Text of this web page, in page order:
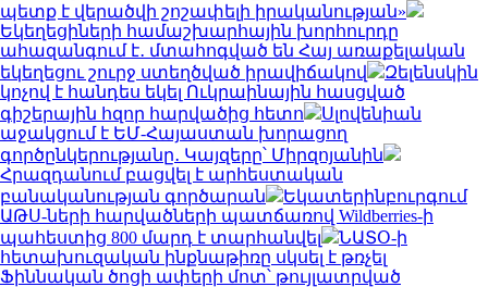
պետք է վերածվի շոշափելի իրականության»
Եկեղեցիների համաշխարհային խորհուրդը
ահազանգում է․ մտահոգված են Հայ առաքելական
եկեղեցու շուրջ ստեղծված իրավիճակով
Զելենսկին
կոչով է հանդես եկել Ուկրաինային հասցված
գիշերային հզոր հարվածից հետո
Սլովենիան
աջակցում է ԵՄ-Հայաստան խորացող
գործընկերությանը․ Կայզերը՝ Միրզոյանին
Հրազդանում բացվել է արհեստական
բանականության գործարան
Եկատերինբուրգում
ԱԹՍ-ների հարվածների պատճառով Wildberries-ի
պահեստից 800 մարդ է տարհանվել
ՆԱՏՕ-ի
հետախուզական ինքնաթիռը սկսել է թռչել
Ֆիննական ծոցի ափերի մոտ՝ թույլատրված